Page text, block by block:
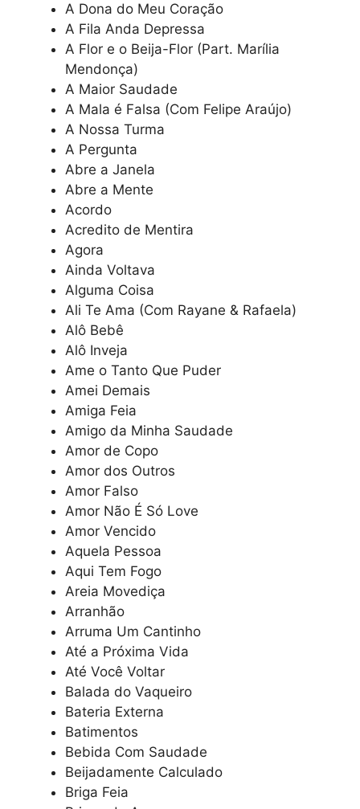
A Dona do Meu Coração
A Fila Anda Depressa
A Flor e o Beija-Flor (Part. Marília
Mendonça)
A Maior Saudade
A Mala é Falsa (Com Felipe Araújo)
A Nossa Turma
A Pergunta
Abre a Janela
Abre a Mente
Acordo
Acredito de Mentira
Agora
Ainda Voltava
Alguma Coisa
Ali Te Ama (Com Rayane & Rafaela)
Alô Bebê
Alô Inveja
Ame o Tanto Que Puder
Amei Demais
Amiga Feia
Amigo da Minha Saudade
Amor de Copo
Amor dos Outros
Amor Falso
Amor Não É Só Love
Amor Vencido
Aquela Pessoa
Aqui Tem Fogo
Areia Movediça
Arranhão
Arruma Um Cantinho
Até a Próxima Vida
Até Você Voltar
Balada do Vaqueiro
Bateria Externa
Batimentos
Bebida Com Saudade
Beijadamente Calculado
Briga Feia